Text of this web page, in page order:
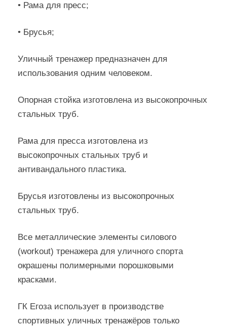
• Рама для пресс;
• Брусья;
Уличный тренажер предназначен для
использования одним человеком.
Опорная стойка изготовлена из высокопрочных
стальных труб.
Рама для пресса изготовлена из
высокопрочных стальных труб и
антивандального пластика.
Брусья изготовлены из высокопрочных
стальных труб.
Все металлические элементы силового
(workout) тренажера для уличного спорта
окрашены полимерными порошковыми
красками.
ГК Егоза использует в производстве
спортивных уличных тренажёров только